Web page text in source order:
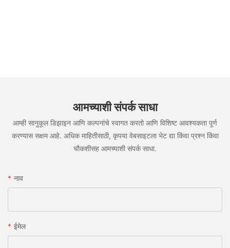
आमच्याशी संपर्क साधा
आम्ही सानुकूल डिझाइन आणि कल्पनांचे स्वागत करतो आणि विशिष्ट आवश्यकता पूर्ण
करण्यास सक्षम आहे. अधिक माहितीसाठी, कृपया वेबसाइटला भेट द्या किंवा प्रश्न किंवा
चौकशीसह आमच्याशी संपर्क साधा.
नाव
ईमेल